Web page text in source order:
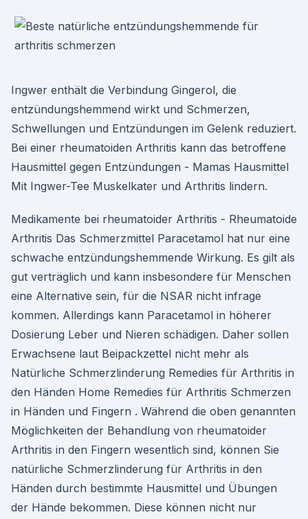
Ingwer enthält die Verbindung Gingerol, die
entzündungshemmend wirkt und Schmerzen,
Schwellungen und Entzündungen im Gelenk reduziert.
Bei einer rheumatoiden Arthritis kann das betroffene
Hausmittel gegen Entzündungen - Mamas Hausmittel
Mit Ingwer-Tee Muskelkater und Arthritis lindern.
Medikamente bei rheumatoider Arthritis - Rheumatoide
Arthritis Das Schmerzmittel Paracetamol hat nur eine
schwache entzündungshemmende Wirkung. Es gilt als
gut verträglich und kann insbesondere für Menschen
eine Alternative sein, für die NSAR nicht infrage
kommen. Allerdings kann Paracetamol in höherer
Dosierung Leber und Nieren schädigen. Daher sollen
Erwachsene laut Beipackzettel nicht mehr als
Natürliche Schmerzlinderung Remedies für Arthritis in
den Händen Home Remedies für Arthritis Schmerzen
in Händen und Fingern . Während die oben genannten
Möglichkeiten der Behandlung von rheumatoider
Arthritis in den Fingern wesentlich sind, können Sie
natürliche Schmerzlinderung für Arthritis in den
Händen durch bestimmte Hausmittel und Übungen
der Hände bekommen. Diese können nicht nur